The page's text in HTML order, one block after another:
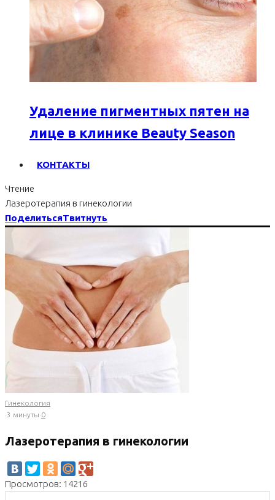
Удаление пигментных пятен на
лице в клинике Beauty Season
КОНТАКТЫ
Чтение
Лазеротерапия в гинекологии
ПоделитьсяТвитнуть
Гинекология
·3 минуты·0
Лазеротерапия в гинекологии
Просмотров: 14216